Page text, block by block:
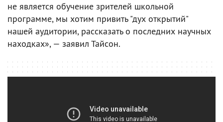
не является обучение зрителей школьной
программе, мы хотим привить "дух открытий"
нашей аудитории, рассказать о последних научных
находках», — заявил Тайсон.